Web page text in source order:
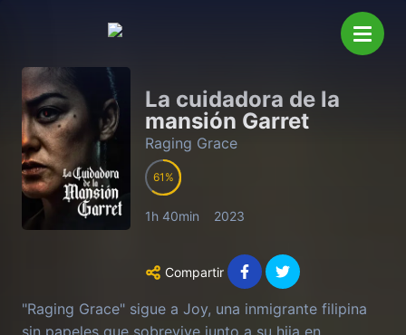
La cuidadora de la
mansión Garret
Raging Grace
61
1h 40min 2023
Compartir
"Raging Grace" sigue a Joy, una inmigrante filipina
sin papeles que sobrevive junto a su hija en